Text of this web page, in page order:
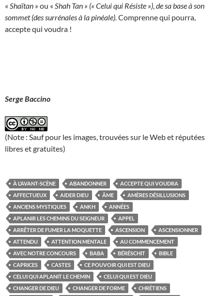
« Shaïtan » ou « Shah Tan » (« Celui qui Résiste ») de sa base à son
sommet (des surrénales à la pinéale). Comprenne qui pourra,
accepte qui voudra !
Serge Baccino
(Note : Sauf pour les images, trouvées sur le Web et réputées
libres et gratuites)
À L’AVANT-SCÈNE ABANDONNER
ACCEPTE QUI VOUDRA
AFFECTUEUX
AIDER DIEU ÂME
AMÈRES DÉSILLUSIONS
ANCIENS MYSTIQUES
ANKH
ANNÉES
APLANIR LES CHEMINS DU SEIGNEUR
APPEL
ARRÊTER DE FUMER LA MOQUETTE
ASCENSION
ASCENSIONNER
ATTENDU
ATTENTION MENTALE
AU COMMENCEMENT
AVEC NOTRE CONCOURS
BABA BÉRÉSCHIT
BIBLE
CAPRICES
CASTES
CE POUVOIR QUI EST DIEU
CELUI QUI APLANIT LE CHEMIN
CELUI QUI EST DIEU
CHANGER DE DIEU
CHANGER DE FORME CHRÉTIENS